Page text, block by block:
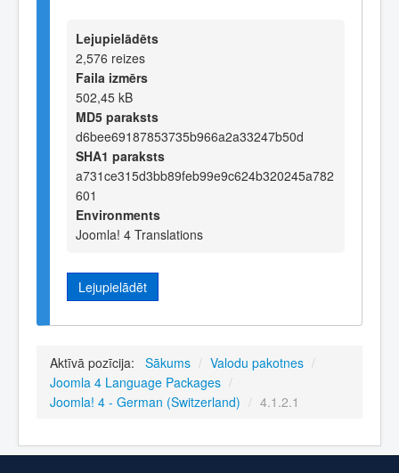
Lejupielādēts
2,576 reizes
Faila izmērs
502,45 kB
MD5 paraksts
d6bee69187853735b966a2a33247b50d
SHA1 paraksts
a731ce315d3bb89feb99e9c624b320245a782
601
Environments
Joomla! 4 Translations
Lejupielādēt
Aktīvā pozīcija: Sākums / Valodu pakotnes /
Joomla 4 Language Packages /
Joomla! 4 - German (Switzerland) / 4.1.2.1